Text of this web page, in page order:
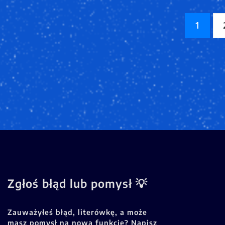
Stronicowanie
wpisów
1
Zgłoś błąd lub pomysł 💡
Zauważyłeś błąd, literówkę, a może
masz pomysł na nową funkcję? Napisz